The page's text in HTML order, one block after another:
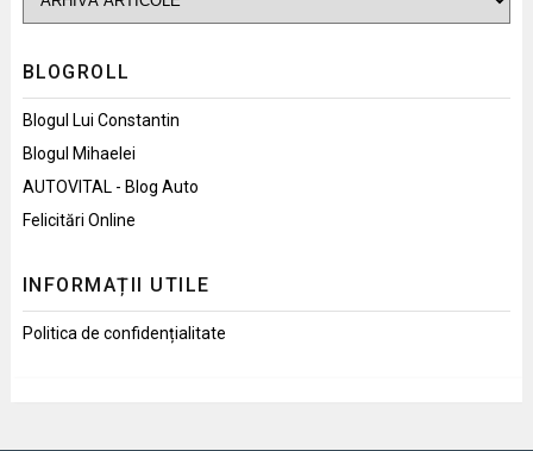
BLOGROLL
Blogul Lui Constantin
Blogul Mihaelei
AUTOVITAL - Blog Auto
Felicitări Online
INFORMAȚII UTILE
Politica de confidențialitate